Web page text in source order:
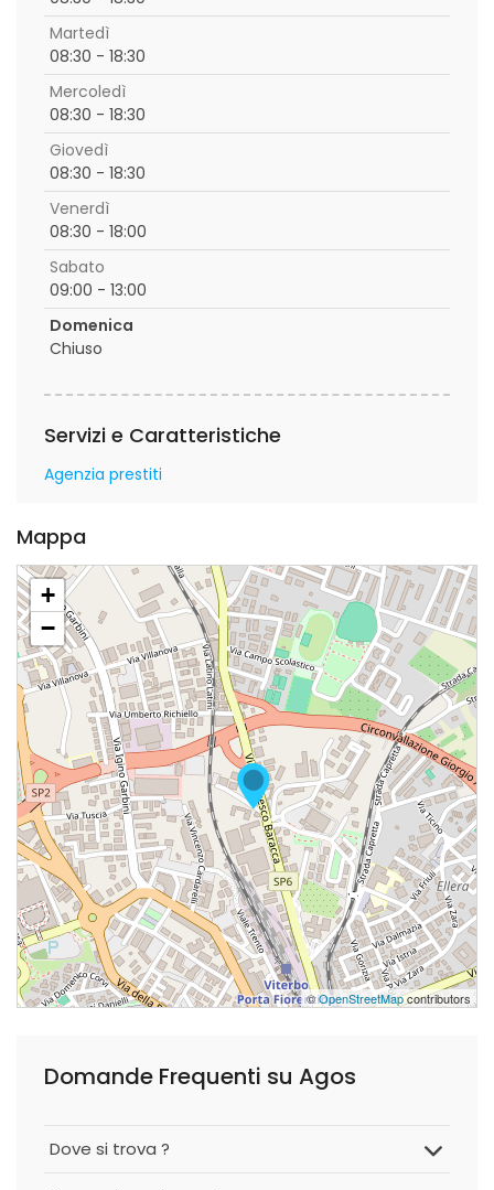
Martedì
08:30 - 18:30
Mercoledì
08:30 - 18:30
Giovedì
08:30 - 18:30
Venerdì
08:30 - 18:00
Sabato
09:00 - 13:00
Domenica
Chiuso
Servizi e Caratteristiche
Agenzia prestiti
Mappa
+
−
©OpenStreetMapcontributors
Domande Frequenti su Agos
Dove si trova ?